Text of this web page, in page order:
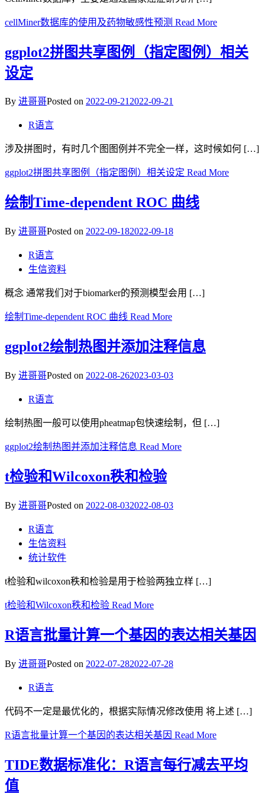
cellMiner数据库的使用及药物敏感性预测 Read More
ggplot2拼图共享图例（指定图例）相关
设定
By 进哥哥Posted on 2022-09-212022-09-21
R语言
涉及拼图时，有时几个图图例并不完全一样，这时候如何 […]
ggplot2拼图共享图例（指定图例）相关设定 Read More
绘制Time-dependent ROC 曲线
By 进哥哥Posted on 2022-09-182022-09-18
R语言
生信资料
概念 通常我们对于biomarker的预测模型会用 […]
绘制Time-dependent ROC 曲线 Read More
ggplot2绘制热图并添加注释信息
By 进哥哥Posted on 2022-08-262023-03-03
R语言
绘制热图一般可以使用pheatmap包快速绘制，但 […]
ggplot2绘制热图并添加注释信息 Read More
t检验和Wilcoxon秩和检验
By 进哥哥Posted on 2022-08-032022-08-03
R语言
生信资料
统计软件
t检验和wilcoxon秩和检验是用于检验两独立样 […]
t检验和Wilcoxon秩和检验 Read More
R语言批量计算一个基因的表达相关基因
By 进哥哥Posted on 2022-07-282022-07-28
R语言
代码不一定是最优化的，根据实际情况修改使用 将上述 […]
R语言批量计算一个基因的表达相关基因 Read More
TIDE数据标准化：R语言每行减去平均
值